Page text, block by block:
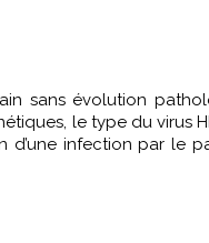
sans évolution
le type du virus
d’une infection par le